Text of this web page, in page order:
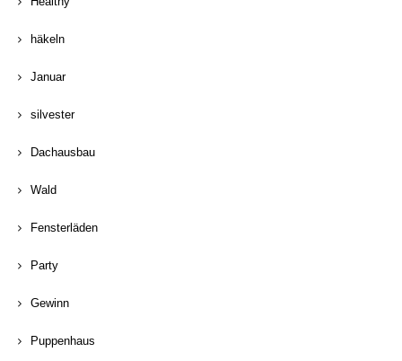
häkeln
Januar
silvester
Dachausbau
Wald
Fensterläden
Party
Gewinn
Puppenhaus